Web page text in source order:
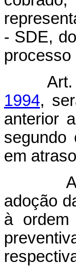
- SDE,
processo
1994,
anterior
segundo
em
adoção
à ordem